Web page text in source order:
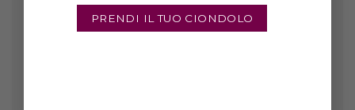
PRENDI IL TUO CIONDOLO